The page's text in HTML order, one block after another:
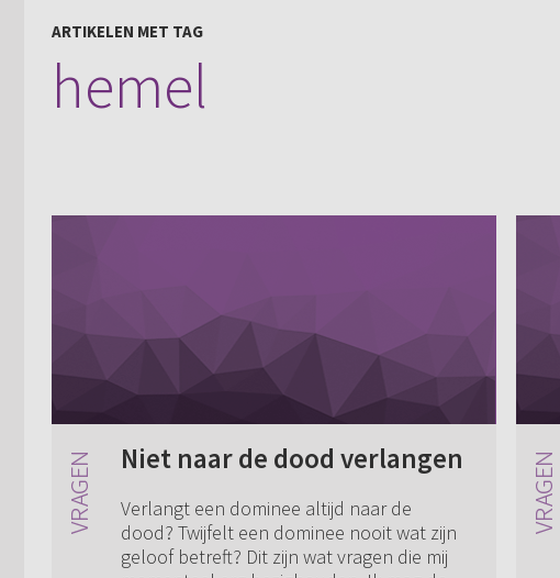
ARTIKELEN MET TAG
hemel
Niet naar de dood verlangen
Verlangt een dominee altijd naar de
dood? Twijfelt een dominee nooit wat zijn
geloof betreft? Dit zijn wat vragen die mij